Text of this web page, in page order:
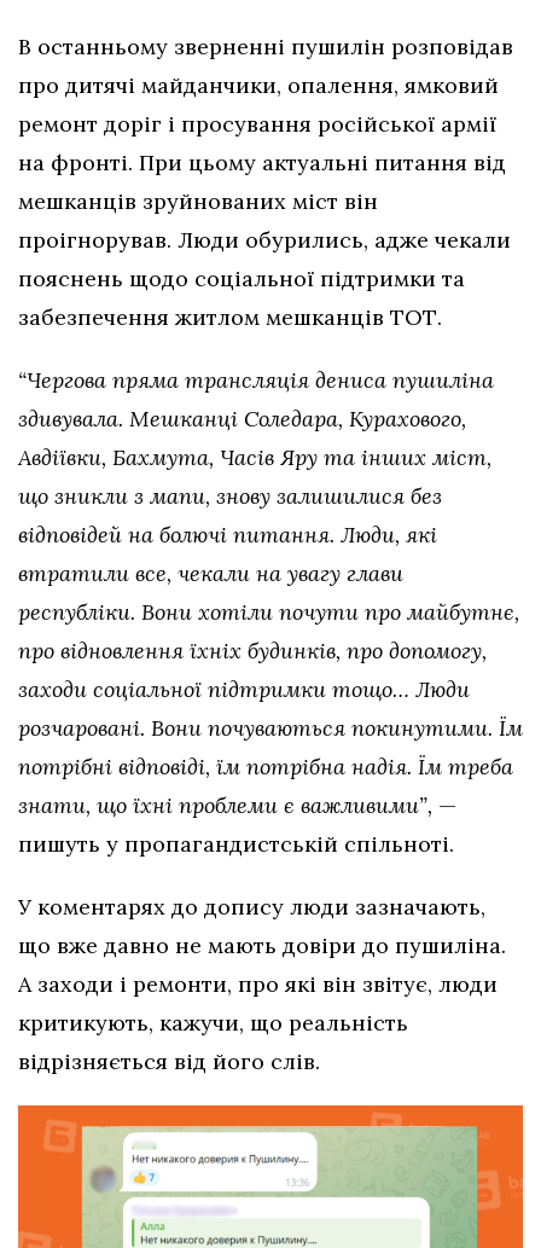
В останньому зверненні пушилін розповідав
про дитячі майданчики, опалення, ямковий
ремонт доріг і просування російської армії
на фронті. При цьому актуальні питання від
мешканців зруйнованих міст він
проігнорував. Люди обурились, адже чекали
пояснень щодо соціальної підтримки та
забезпечення житлом мешканців ТОТ.
“Чергова пряма трансляція дениса пушиліна
здивувала. Мешканці Соледара, Курахового,
Авдіївки, Бахмута, Часів Яру та інших міст,
що зникли з мапи, знову залишилися без
відповідей на болючі питання. Люди, які
втратили все, чекали на увагу глави
республіки. Вони хотіли почути про майбутнє,
про відновлення їхніх будинків, про допомогу,
заходи соціальної підтримки тощо… Люди
розчаровані. Вони почуваються покинутими. Їм
потрібні відповіді, їм потрібна надія. Їм треба
знати, що їхні проблеми є важливими”, —
пишуть у пропагандистській спільноті.
У коментарях до допису люди зазначають,
що вже давно не мають довіри до пушиліна.
А заходи і ремонти, про які він звітує, люди
критикують, кажучи, що реальність
відрізняється від його слів.